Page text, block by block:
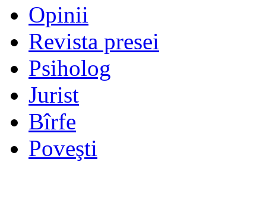
Opinii
Revista presei
Psiholog
Jurist
Bîrfe
Poveşti